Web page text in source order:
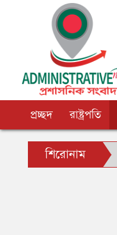
প্রচ্ছদ রাষ্ট্রপতি
শিরোনাম